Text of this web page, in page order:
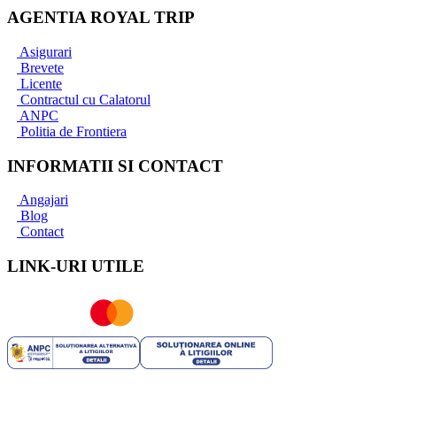
AGENTIA ROYAL TRIP
Asigurari
Brevete
Licente
Contractul cu Calatorul
ANPC
Politia de Frontiera
INFORMATII SI CONTACT
Angajari
Blog
Contact
LINK-URI UTILE